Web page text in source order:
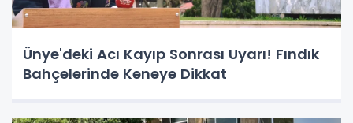
Ünye'deki Acı Kayıp Sonrası Uyarı! Fındık
Bahçelerinde Keneye Dikkat